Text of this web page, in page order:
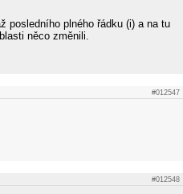
posledního plného řádku (i) a na tu
něco změnili.
#012547
#012548